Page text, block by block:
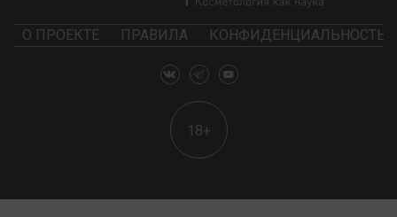
О ПРОЕКТЕ ПРАВИЛА КОНФИДЕНЦИАЛЬНОСТЬ
18+